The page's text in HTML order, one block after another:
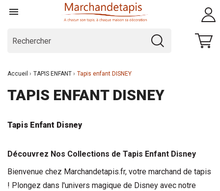

Accueil TAPIS ENFANT Tapis enfant DISNEY
TAPIS ENFANT DISNEY
Tapis Enfant Disney
Découvrez Nos Collections de Tapis Enfant Disney
Bienvenue chez Marchandetapis.fr, votre marchand de tapis
! Plongez dans l'univers magique de Disney avec notre